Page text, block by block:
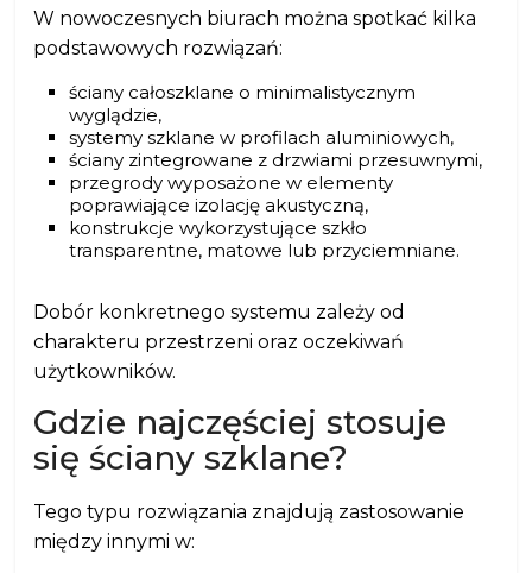
W nowoczesnych biurach można spotkać kilka
podstawowych rozwiązań:
ściany całoszklane o minimalistycznym
wyglądzie,
systemy szklane w profilach aluminiowych,
ściany zintegrowane z drzwiami przesuwnymi,
przegrody wyposażone w elementy
poprawiające izolację akustyczną,
konstrukcje wykorzystujące szkło
transparentne, matowe lub przyciemniane.
Dobór konkretnego systemu zależy od
charakteru przestrzeni oraz oczekiwań
użytkowników.
Gdzie najczęściej stosuje
się ściany szklane?
Tego typu rozwiązania znajdują zastosowanie
między innymi w: